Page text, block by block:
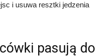
i usuwa resztki jedzenia
pasują do